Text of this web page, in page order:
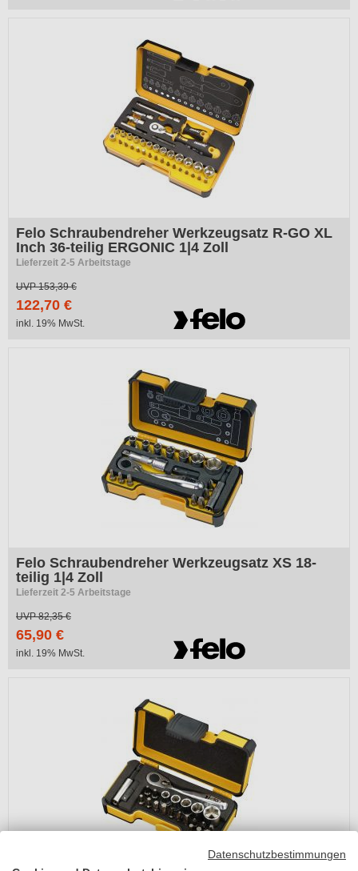
Felo Schraubendreher Werkzeugsatz R-GO XL
Inch 36-teilig ERGONIC 1|4 Zoll
Lieferzeit 2-5 Arbeitstage
UVP153,39 €
122,70 €
inkl. 19% MwSt.
Felo Schraubendreher Werkzeugsatz XS 18-
teilig 1|4 Zoll
Lieferzeit 2-5 Arbeitstage
UVP82,35 €
65,90 €
inkl. 19% MwSt.
Datenschutzbestimmungen